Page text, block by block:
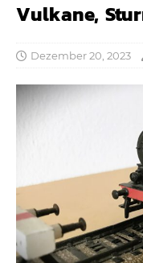
Vulkane,
Dezember 20, 2023